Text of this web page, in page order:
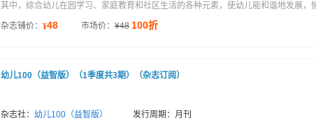
其中，综合幼儿在园学习、家庭教育和社区生活的各种元素，使幼儿能和谐地发展，
杂志铺价： ¥48 市场价： ¥48 100折
幼儿100（益智版）（1季度共3期）（杂志订阅）
杂志社： 幼儿100（益智版） 发行周期：月刊